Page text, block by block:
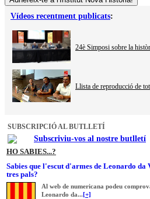
Vídeos recentment publicats:
24è Simposi sobre la
Llista de reproducció de
SUBSCRIPCIÓ AL BUTLLETÍ
Subscriviu-vos al nostre butlletí
HO SABIES...?
Sabies que l'escut d'armes de Leonardo da
tres pals?
Al web de numericana podeu
Leonardo da...[+]